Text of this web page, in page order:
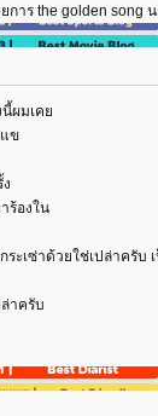
การ the golden song
นี้ผมเค
ข
ร้องใน
ะเซ่าด้วยใช่เปล่าครับ
าครับ